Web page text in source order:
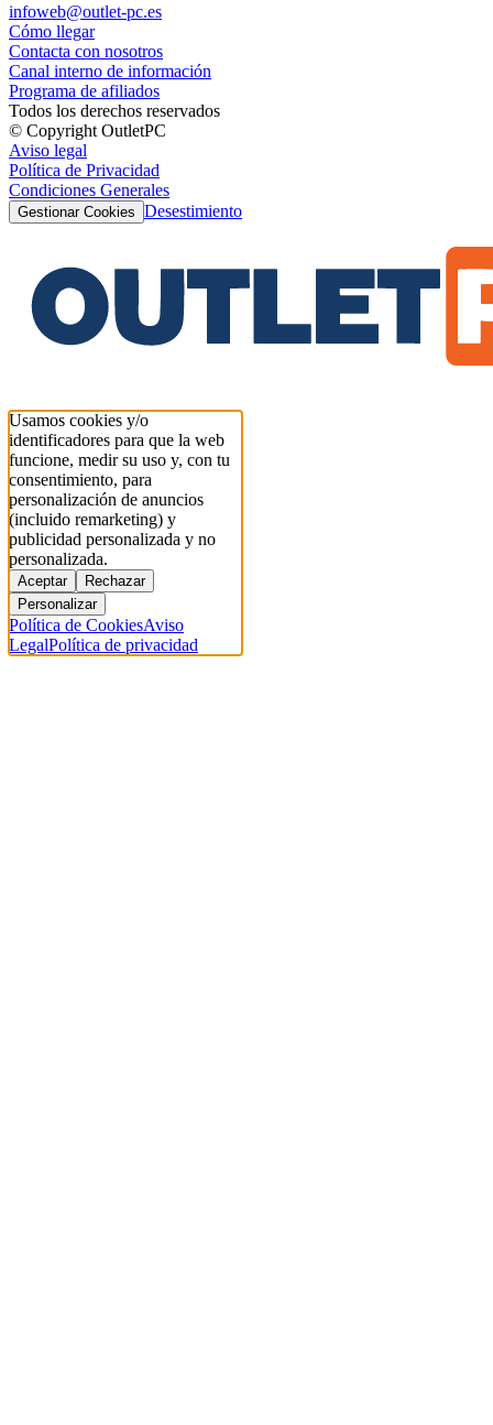
infoweb@outlet-pc.es
Cómo llegar
Contacta con nosotros
Canal interno de información
Programa de afiliados
Todos los derechos reservados
© Copyright OutletPC
Aviso legal
Política de Privacidad
Condiciones Generales
Gestionar Cookies Desestimiento
Usamos cookies y/o
identificadores para que la web
funcione, medir su uso y, con tu
consentimiento, para
personalización de anuncios
(incluido remarketing) y
publicidad personalizada y no
personalizada.
Aceptar
Rechazar
Personalizar
Política de CookiesAviso
LegalPolítica de privacidad